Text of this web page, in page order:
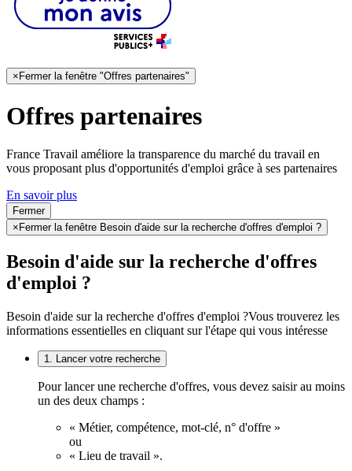
× Fermer la fenêtre "Offres partenaires"
Offres partenaires
France Travail améliore la transparence du marché du travail en
vous proposant plus d'opportunités d'emploi grâce à ses partenaires
En savoir plus
Fermer
× Fermer la fenêtre Besoin d'aide sur la recherche d'offres d'emploi ?
Besoin d'aide sur la recherche d'offres
d'emploi ?
Besoin d'aide sur la recherche d'offres d'emploi ?Vous trouverez les
informations essentielles en cliquant sur l'étape qui vous intéresse
1. Lancer votre recherche
Pour lancer une recherche d'offres, vous devez saisir au moins
un des deux champs :
« Métier, compétence, mot-clé, n° d'offre »
ou
« Lieu de travail ».